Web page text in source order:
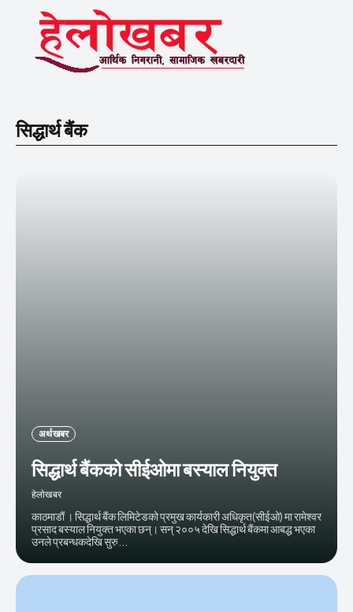
सिद्धार्थ बैंक
अर्थ खबर
सिद्धार्थ बैंकको सीईओमा बस्याल नियुक्त
हेलाेखबर
काठमाडाैं । सिद्धार्थ बैंक लिमिटेडको प्रमुख कार्यकारी अधिकृत(सीईओ) मा रामेश्वर
प्रसाद बस्याल नियुक्त भएका छन्। सन् २००५ देखि सिद्धार्थ बैंकमा आबद्ध भएका
उनले प्रबन्धकदेखि सुरु...